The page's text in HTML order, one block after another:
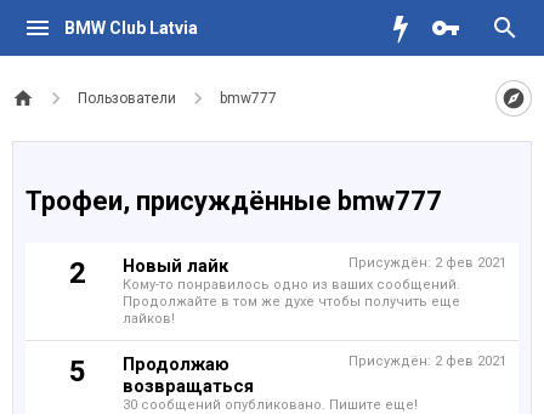
BMW Club Latvia
Пользователи bmw777
Трофеи, присуждённые bmw777
2 Присуждён: 2 фев 2021
Новый лайк
Кому-то понравилось одно из ваших сообщений.
Продолжайте в том же духе чтобы получить еще
лайков!
5 Присуждён: 2 фев 2021
Продолжаю
возвращаться
30 сообщений опубликовано. Пишите еще!